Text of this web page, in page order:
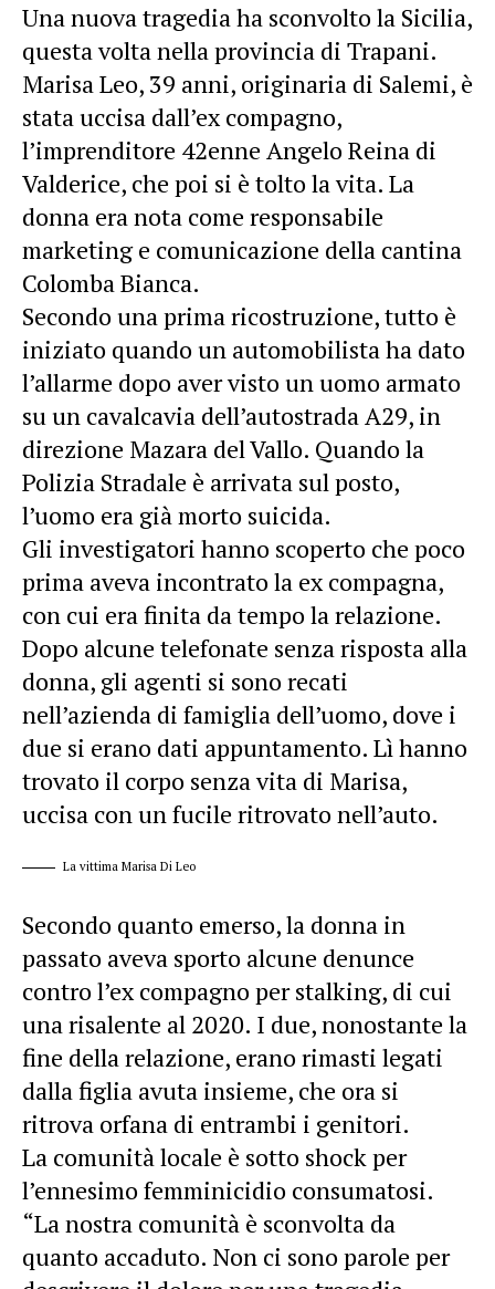
Una nuova tragedia ha sconvolto la Sicilia,
questa volta nella provincia di Trapani.
Marisa Leo, 39 anni, originaria di Salemi, è
stata uccisa dall’ex compagno,
l’imprenditore 42enne Angelo Reina di
Valderice, che poi si è tolto la vita. La
donna era nota come responsabile
marketing e comunicazione della cantina
Colomba Bianca.
Secondo una prima ricostruzione, tutto è
iniziato quando un automobilista ha dato
l’allarme dopo aver visto un uomo armato
su un cavalcavia dell’autostrada A29, in
direzione Mazara del Vallo. Quando la
Polizia Stradale è arrivata sul posto,
l’uomo era già morto suicida.
Gli investigatori hanno scoperto che poco
prima aveva incontrato la ex compagna,
con cui era finita da tempo la relazione.
Dopo alcune telefonate senza risposta alla
donna, gli agenti si sono recati
nell’azienda di famiglia dell’uomo, dove i
due si erano dati appuntamento. Lì hanno
trovato il corpo senza vita di Marisa,
uccisa con un fucile ritrovato nell’auto.
La vittima Marisa Di Leo
Secondo quanto emerso, la donna in
passato aveva sporto alcune denunce
contro l’ex compagno per stalking, di cui
una risalente al 2020. I due, nonostante la
fine della relazione, erano rimasti legati
dalla figlia avuta insieme, che ora si
ritrova orfana di entrambi i genitori.
La comunità locale è sotto shock per
l’ennesimo femminicidio consumatosi.
“La nostra comunità è sconvolta da
quanto accaduto. Non ci sono parole per